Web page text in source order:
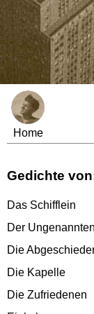
Home
Gedichte
Das Schifflein
Der Ungenannten
Die
Die Kapelle
Die Zufriedenen